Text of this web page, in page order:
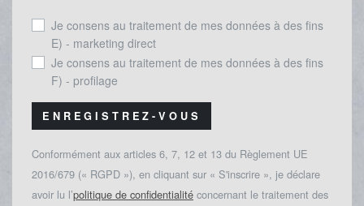
Je consens au traitement de mes données à des fins
E) - marketing direct
Je consens au traitement de mes données à des fins
F) - profilage
ENREGISTREZ-VOUS
Conformément aux articles 6, 7, 12 et 13 du Règlement UE
2016/679 (« RGPD »), en cliquant sur « S'inscrire », je déclare
avoir lu l’politique de confidentialité concernant le traitement des